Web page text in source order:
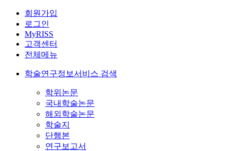
회원가입
로그인
MyRISS
고객센터
전체메뉴
학술연구정보서비스 검색
학위논문
국내학술논문
해외학술논문
학술지
단행본
연구보고서